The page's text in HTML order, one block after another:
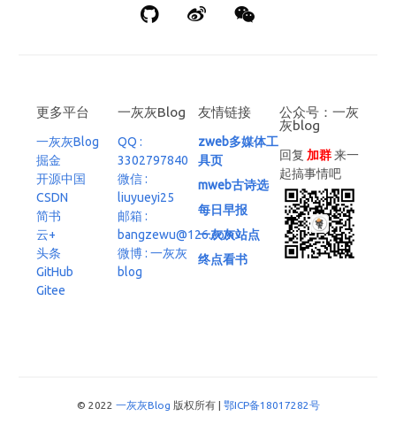
更多平台
一灰灰Blog
掘金
开源中国
CSDN
简书
云+
头条
GitHub
Gitee
一灰灰Blog
QQ :
3302797840
微信 :
liuyueyi25
邮箱 :
bangzewu@126.com
微博 : 一灰灰
blog
友情链接
zweb多媒体工
具页
mweb古诗选
每日早报
一灰灰站点
终点看书
公众号：一灰
灰blog
回复 加群来一
起搞事情吧
© 2022 一灰灰Blog 版权所有 | 鄂ICP备18017282号